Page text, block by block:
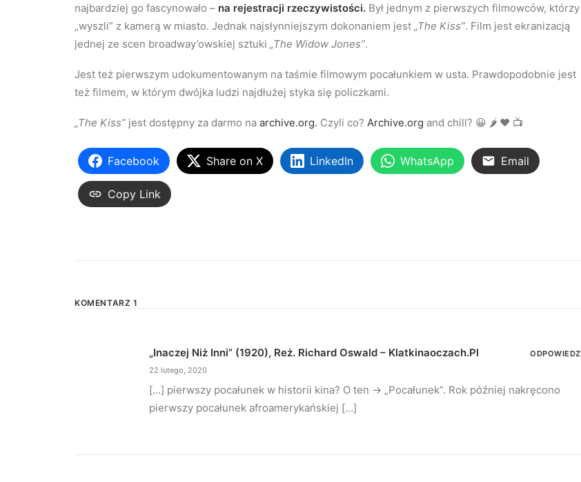
najbardziej go fascynowało – na rejestracji rzeczywistości. Był jednym z pierwszych filmowców, którzy
„wyszli” z kamerą w miasto. Jednak najsłynniejszym dokonaniem jest „The Kiss”. Film jest ekranizacją
jednej ze scen broadway’owskiej sztuki „The Widow Jones”.
Jest też pierwszym udokumentowanym na taśmie filmowym pocałunkiem w usta. Prawdopodobnie jest
też filmem, w którym dwójka ludzi najdłużej styka się policzkami.
„The Kiss” jest dostępny za darmo na archive.org. Czyli co? Archive.org and chill? 😀 🌶 ♥ 📺
Facebook Share on X LinkedIn WhatsApp Email
Copy Link
KOMENTARZ 1
„Inaczej Niż Inni” (1920), Reż. Richard Oswald – Klatkinaoczach.pl
22 lutego, 2020
[…] pierwszy pocałunek w historii kina? O ten -> „Pocałunek”. Rok później nakręcono
pierwszy pocałunek afroamerykańskiej […]
ODPOWIEDZ